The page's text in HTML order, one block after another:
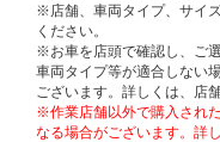
※店舗、車両タイプ、サイ
ください。
※お車を店頭で確認し、ご
車両タイプ等が適合しない
ございます。詳しくは、店
※作業店舗以外で購入され
なる場合がございます。詳